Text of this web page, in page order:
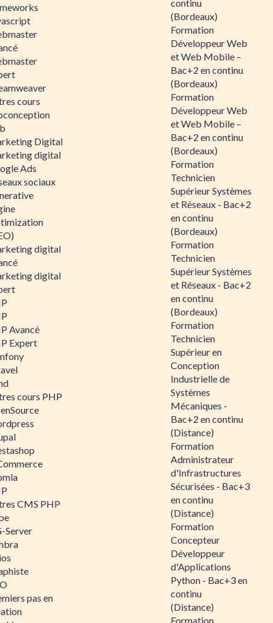
cours
Digital
digital
Ads
sociaux
digital
digital
Avancé
Expert
cours PHP
CMS PHP
Server
pas en
continu
(Bordeaux)
Formation
Développeur Web
et Web Mobile –
Bac+2 en continu
(Bordeaux)
Formation
Développeur Web
et Web Mobile –
Bac+2 en continu
(Bordeaux)
Formation
Technicien
Supérieur Systèmes
et Réseaux - Bac+2
en continu
(Bordeaux)
Formation
Technicien
Supérieur Systèmes
et Réseaux - Bac+2
en continu
(Bordeaux)
Formation
Technicien
Supérieur en
Conception
Industrielle de
Systèmes
Mécaniques -
Bac+2 en continu
(Distance)
Formation
Administrateur
d'Infrastructures
Sécurisées - Bac+3
en continu
(Distance)
Formation
Concepteur
Développeur
d'Applications
Python - Bac+3 en
continu
(Distance)
Formation